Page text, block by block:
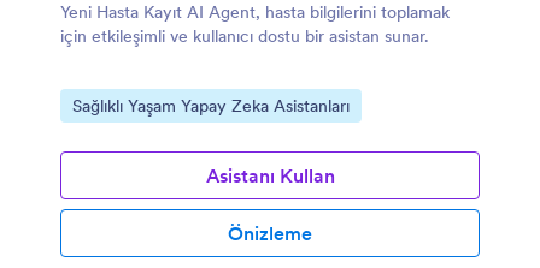
Yeni Hasta Kayıt AI Agent, hasta bilgilerini toplamak
için etkileşimli ve kullanıcı dostu bir asistan sunar.
Kategoriye git:
Sağlıklı Yaşam Yapay Zeka Asistanları
Asistanı Kullan
Önizleme